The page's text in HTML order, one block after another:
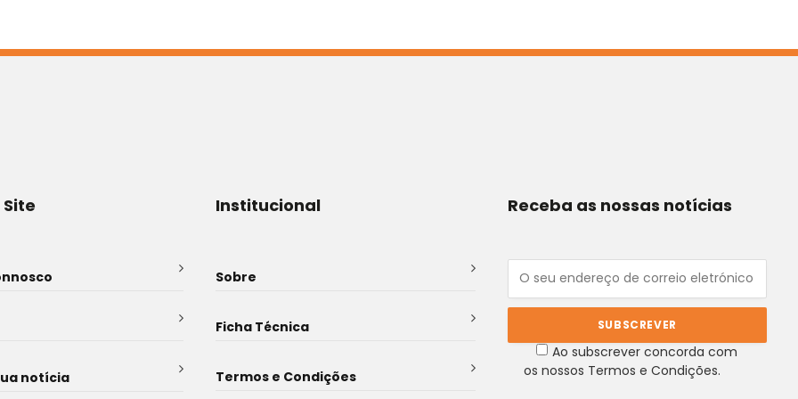
notícia
Institucional
Sobre
Ficha Técnica
Termos e Condições
Receba as nossas notícias
Ao subscrever concorda com
os nossos Termos e Condições.